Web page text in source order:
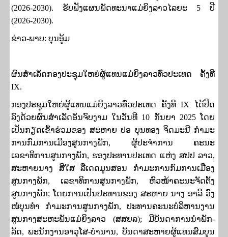
(2026-2030). ຮັບຟັງແຜນພັດທະນາແມ່ຍິງລາວໄລຍະ 5 ປີ
(2026-2030).
ຂ່າວ-ພາບ: ບຸນອູ້ມ
ຜົນສໍາເລັດກອງປະຊຸມໃຫຍ່ຜູ້ແທນແມ່ຍິງລາວທົ່ວປະເທດ ຄັ້ງທີ
IX.
ກອງປະຊຸມໃຫຍ່ຜູ້ແທນແມ່ຍິງລາວທົ່ວປະເທດ ຄັ້ງທີIX
ໄດ້ປິດ
ລົງດ້ວຍຜົນສໍາເລັດອັນຈົບງາມ ໃນວັນທີ 10 ກັນຍາ 2025ໂດຍ
ເປັນກຽດເຂົ້າຮ່ວມຂອງ ສະຫາຍ ປອ ບຸນທອງ ຈິດມະນີ ກໍາມະ
ການກົມການເມືອງສູນກາງພັກ, ຜູ້ປະຈໍາການ ຄະນະ
ເລຂາທິການສູນກາງພັກ, ຮອງປະທານປະເທດ ແຫ່ງ ສປປ ລາວ,
ສະຫາຍນາງ ສີໃສ ລືເດດມູນສອນ ກໍາມະການກົມການເມືອງ
ສູນກາງພັກ, ເລຂາທິການສູນກາງພັກ, ຫົວໜ້າຄະນະຈັດຕັ້ງ
ສູນກາງພັກ; ໂດຍການເປັນປະທານຂອງ ສະຫາຍ ນາງ ອາລີ ວົງ
ໜໍ່ບຸນທໍາ ກໍາມະການສູນກາງພັກ, ປະທານຄະນະບໍລິຫານງານ
ສູນກາງສະຫະພັນແມ່ຍິງລາວ (ສສຍລ); ມີບັນດາການນໍາພັກ-
ລັດ, ພະນັກງານອາວຸໂສ-ບໍານານ, ບັນດາສະຫາຍຜູ້ແທນສົມບູນ